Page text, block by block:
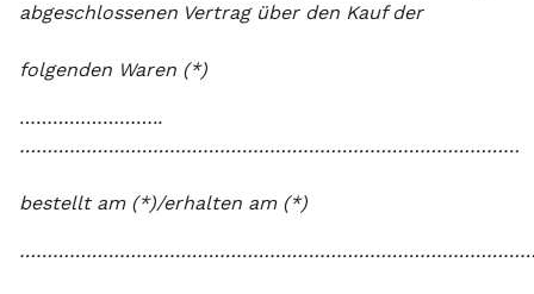
abgeschlossenen Vertrag über den Kauf der
folgenden Waren (*)
……………………..
………………………………………………………………………………
bestellt am (*)/erhalten am (*)